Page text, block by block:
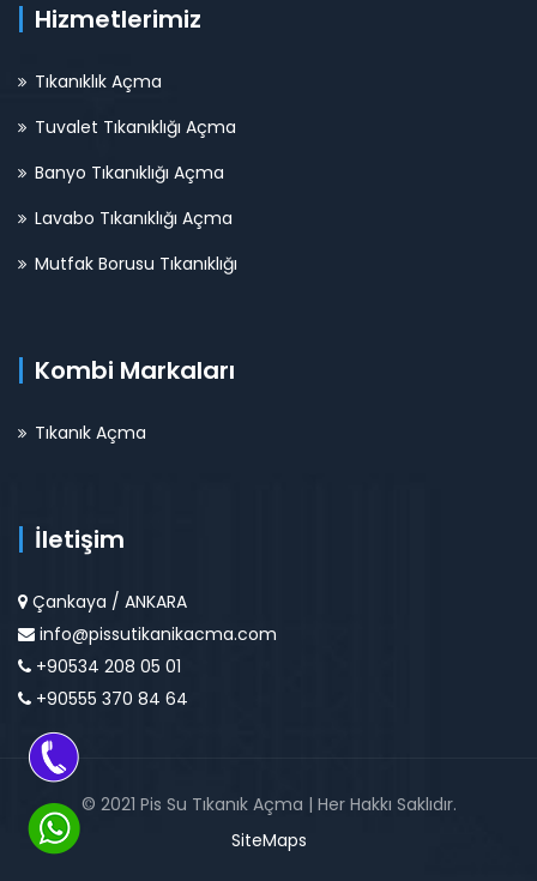
Hizmetlerimiz
Tıkanıklık Açma
Tuvalet Tıkanıklığı Açma
Banyo Tıkanıklığı Açma
Lavabo Tıkanıklığı Açma
Mutfak Borusu Tıkanıklığı
Kombi Markaları
Tıkanık Açma
İletişim
Çankaya / ANKARA
info@pissutikanikacma.com
+90534 208 05 01
+90555 370 84 64
© 2021 Pis Su Tıkanık Açma | Her Hakkı Saklıdır.
SiteMaps